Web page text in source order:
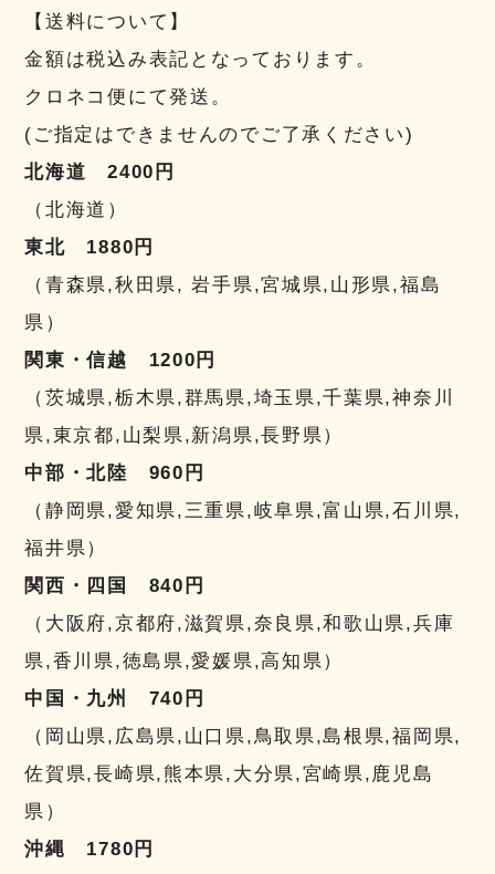
【送料について】
金額は税込み表記となっております。
クロネコ便にて発送。
(ご指定はできませんのでご了承ください)
北海道 2400円
（北海道）
東北 1880円
（青森県,秋田県, 岩手県,宮城県,山形県,福島
県）
関東・信越 1200円
（茨城県,栃木県,群馬県,埼玉県,千葉県,神奈川
県,東京都,山梨県,新潟県,長野県）
中部・北陸 960円
（静岡県,愛知県,三重県,岐阜県,富山県,石川県,
福井県）
関西・四国 840円
（大阪府,京都府,滋賀県,奈良県,和歌山県,兵庫
県,香川県,徳島県,愛媛県,高知県）
中国・九州 740円
（岡山県,広島県,山口県,鳥取県,島根県,福岡県,
佐賀県,長崎県,熊本県,大分県,宮崎県,鹿児島
県）
沖縄 1780円